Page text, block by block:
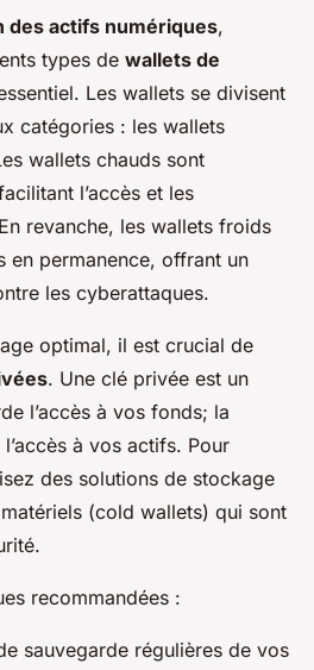
des actifs numériques,
types de wallets de
Les wallets se divisent
catégories : les wallets
wallets chauds sont
l’accès et les
revanche, les wallets froids
en permanence, offrant un
les cyberattaques.
optimal, il est crucial de
. Une clé privée est un
l’accès à vos fonds; la
à vos actifs. Pour
des solutions de stockage
(cold wallets) qui sont
recommandées :
sauvegarde régulières de vos